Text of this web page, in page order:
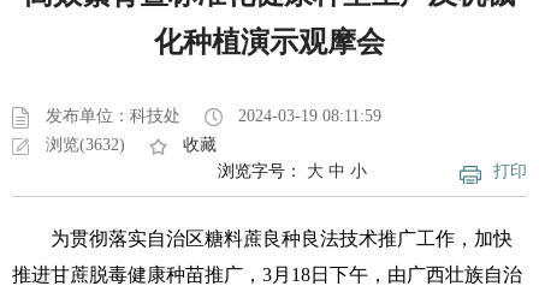
化种植演示观摩会
发布单位：科技处
2024-03-19 08:11:59
浏览(3632)
收藏
打印
浏览字号： 大 中 小
为贯彻落实自治区糖料蔗良种良法技术推广工作，加快
推进甘蔗脱毒健康种苗推广，3月18日下午，由广西壮族自治